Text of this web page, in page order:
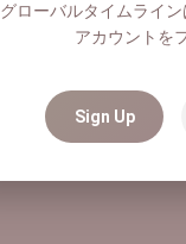
グローバルタイムライ
アカウントを
Sign Up